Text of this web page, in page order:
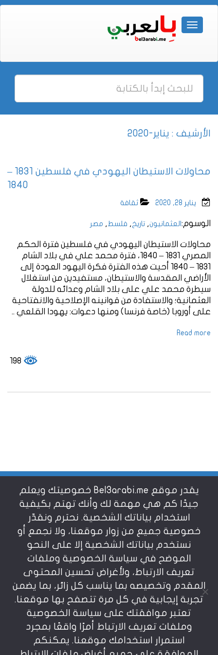
الأرشيف : يناير-2020
محاولات الاستيطان اليهودي في فلسطين 1831 –
1840
يناير 28, 2020 ثقافة
الوسوم: العثمانيون, تاريخ, فلسط , مصر
محاولات الاستيطان اليهودي في فلسطين فترة الحكم
المصري 1831 – 1840، فترة محمد علي في بلاد الشام
1831 – 1840 أحيت هذه الفترة فكرة اليهود العودة إلى
الأراضي المقدسة والاستيطان، مستفيدين من استغلال
سيطرة محمد علي على بلاد الشام وعدائه للدولة
العثمانية؛ والاستفادة من قوانينه الإصلاحية والانفتاحية
على أوروبا (خاصة فرنسا) ومنها دعوات: يهودا القلعي ..
Read more
شروط الاستخدام
سياسة الخصوصية
عن بالعربي
يمنع نسخ أو إعادة استخدام المواد المنشورة على
يقدر موقع Bel3arabi.me خصوصيتك ويعلم
جيدًا كم هي مهمة لك وأنك تهتم بكيفية
استخدام بياناتك الشخصية. نحترم ونقدّر
خصوصية جميع من زوار موقعنا، ولا نجمع أو
نستخدم بياناتك الشخصية إلا على النحو
الموضح في سياسة الخصوصية وملفات
تعريف الارتباط، ولأغراض تحسين المحتوى
المقدم وتخصيصه بما يناسب كل زائر، بما يضمن
تجربة إيجابية في كل مرة تتصفح بها موقعنا.
تعتبر موافقتك على سياسة الخصوصية
وملفات تعريف الارتباط أمرًا واقعًا بمجرد
استمرار استخدامك موقعنا. يمكنكم